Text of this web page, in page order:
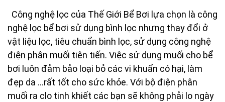
Công nghệ lọc của Thế Giới Bể Bơi lựa chọn là công
nghệ lọc bể bơi sử dụng bình lọc nhưng thay đổi ở
vật liệu lọc, tiêu chuẩn bình lọc, sử dụng công nghệ
điện phân muối tiên tiến. Việc sử dụng muối cho bể
bơi luôn đảm bảo loại bỏ các vi khuẩn có hại, làm
đẹp da …rất tốt cho sức khỏe. Với bộ điện phân
muối ra clo tinh khiết các bạn sẽ không phải lo ngày